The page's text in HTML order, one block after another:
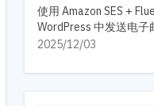
使用 Amazon SES +
WordPress 中发送电子
2025/12/03